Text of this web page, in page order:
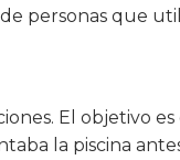
personas que
El objetivo
la piscina